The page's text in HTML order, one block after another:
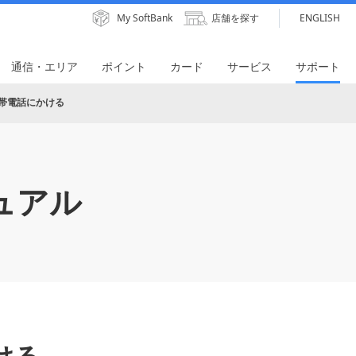
My SoftBank 店舗を探す ENGLISH
通信・エリア ポイント カード サービス サポート
電話にかける
アル